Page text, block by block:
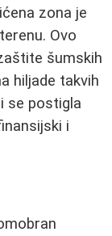
zona je
Ovo
šumskih
hiljade takvih
se postigla
i